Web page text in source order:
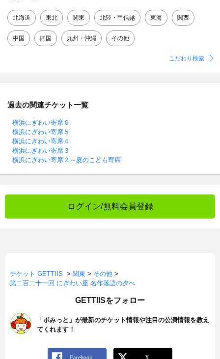
北海道 東北 関東 北陸・甲信越 東海 関西
中国 四国 九州・沖縄 その他
こだわり検索
過去の関連チケット一覧
横浜にぎわい寄席６
横浜にぎわい寄席５
横浜にぎわい寄席４
横浜にぎわい寄席３
横浜にぎわい寄席２～夏のこども寄席
ログイン/無料会員登録
チケット GETTIIS > 関東 > その他 >
第二百二十一回 にぎわい座 名作落語の夕べ
GETTIISをフォロー
「ポみっと」が最新のチケット情報や注目の公演情報を教え
てくれます！